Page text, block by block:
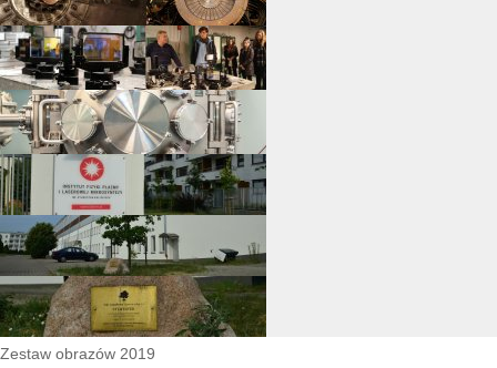
Zestaw obrazów 2019